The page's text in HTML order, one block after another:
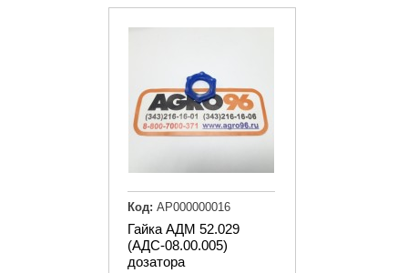
Гайка АДМ 52.029
(АДС-08.00.005)
дозатора
Код: АР000000016